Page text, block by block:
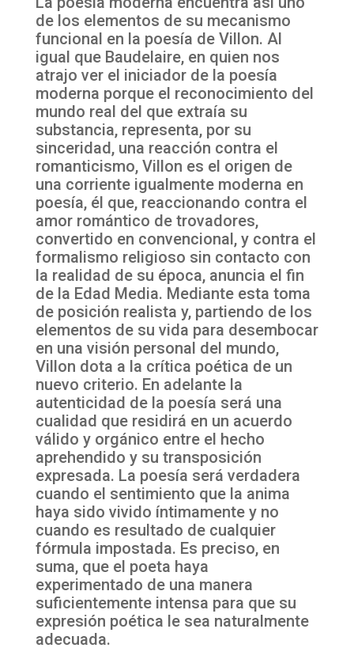
de los elementos de su mecanismo
funcional en la poesía de Villon. Al
igual que Baudelaire, en quien nos
atrajo ver el iniciador de la poesía
moderna porque el reconocimiento del
mundo real del que extraía su
substancia, representa, por su
sinceridad, una reacción contra el
romanticismo, Villon es el origen de
una corriente igualmente moderna en
poesía, él que, reaccionando contra el
amor romántico de trovadores,
convertido en convencional, y contra el
formalismo religioso sin contacto con
la realidad de su época, anuncia el fin
de la Edad Media. Mediante esta toma
de posición realista y, partiendo de los
elementos de su vida para desembocar
en una visión personal del mundo,
Villon dota a la crítica poética de un
nuevo criterio. En adelante la
autenticidad de la poesía será una
cualidad que residirá en un acuerdo
válido y orgánico entre el hecho
aprehendido y su transposición
expresada. La poesía será verdadera
cuando el sentimiento que la anima
haya sido vivido íntimamente y no
cuando es resultado de cualquier
fórmula impostada. Es preciso, en
suma, que el poeta haya
experimentado de una manera
suficientemente intensa para que su
expresión poética le sea naturalmente
adecuada.